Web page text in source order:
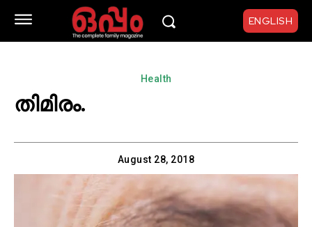
ENGLISH
Health
തിമിരം.
August 28, 2018